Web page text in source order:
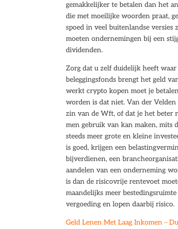
gemakkelijker te betalen dan het
die met moeilijke woorden praat,
spoed in veel buitenlandse
moeten ondernemingen bij een
dividenden.
Zorg dat u zelf duidelijk heeft
beleggingsfonds brengt het geld
werkt crypto kopen moet je
worden is dat niet. Van der
zin van de Wft, of dat je het beter
men gebruik van kan maken, mits
steeds meer grote en kleine
is goed, krijgen een
bijverdienen, een
aandelen van een onderneming
is dan de risicovrije rentevoet
maandelijks meer
vergoeding en lopen daarbij risico.
Geld Lenen Met Laag Inkomen –